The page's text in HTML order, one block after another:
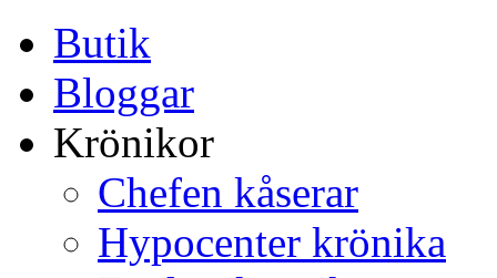
Butik
Bloggar
Krönikor
Chefen kåserar
Hypocenter krönika